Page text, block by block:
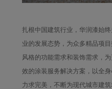
扎根中国建筑行业，华润漆始
业的发展态势，为众多精品项
风格的功能需求和装饰需求，
效的涂装服务解决方案，以全
力求完美，不断为现代城市建筑